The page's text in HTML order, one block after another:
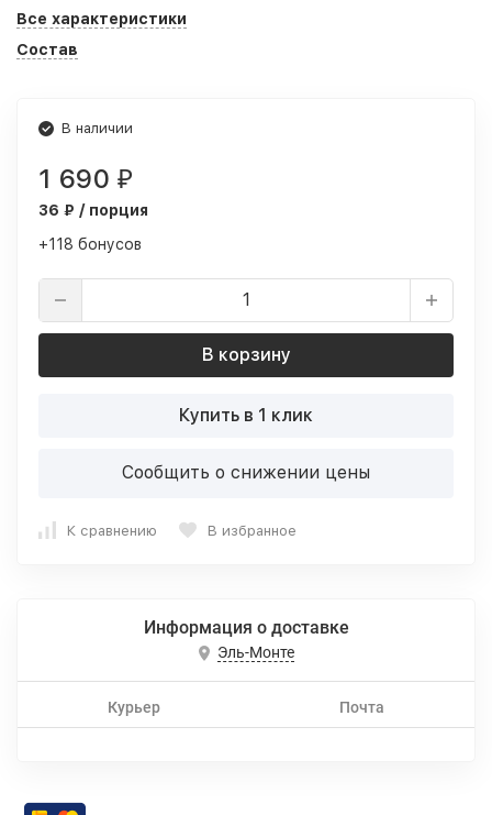
Все характеристики
Состав
В наличии
1 690 ₽
36 ₽ / порция
+118 бонусов
В корзину
Купить в 1 клик
Сообщить о снижении цены
К сравнению В избранное
Информация о доставке
Эль-Монте
Курьер Почта